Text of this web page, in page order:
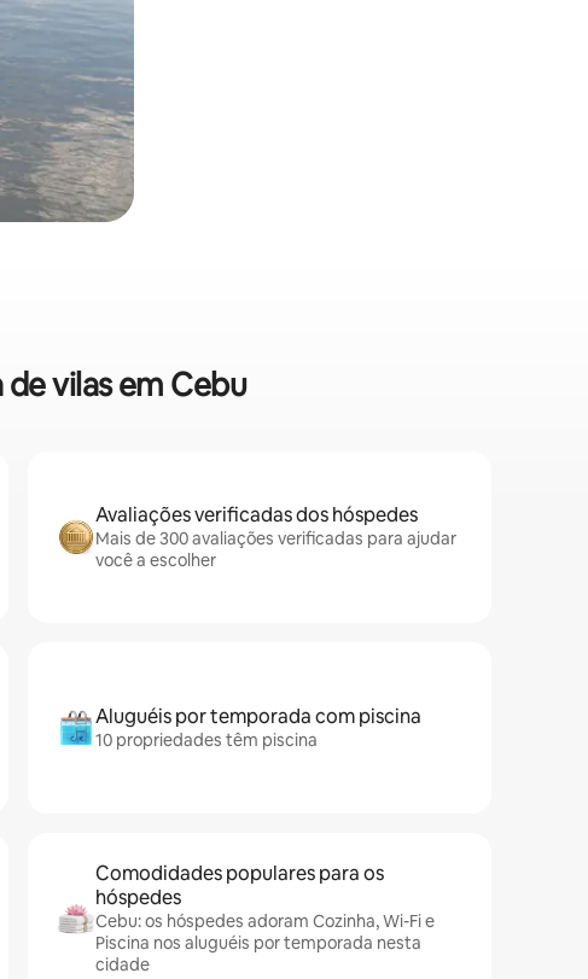
vilas em Cebu
Avaliações verificadas dos hóspedes
Mais de 300 avaliações verificadas para ajudar
você a escolher
Aluguéis por temporada com piscina
10 propriedades têm piscina
Comodidades populares para os
hóspedes
Cebu: os hóspedes adoram Cozinha, Wi-Fi e
Piscina nos aluguéis por temporada nesta
cidade